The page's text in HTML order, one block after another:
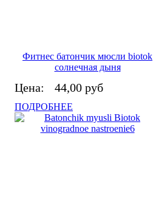
Фитнес батончик мюсли biotok
солнечная дыня
Цена: 44,00 руб
ПОДРОБНЕЕ